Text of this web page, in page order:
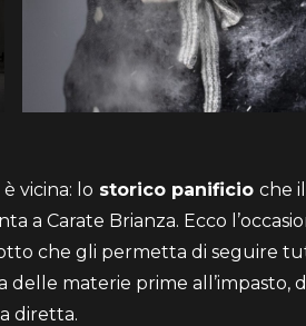
vicina: lo storico panificio che
a Carate Brianza. Ecco
che gli permetta di seguire
delle materie prime all’impasto,
diretta.